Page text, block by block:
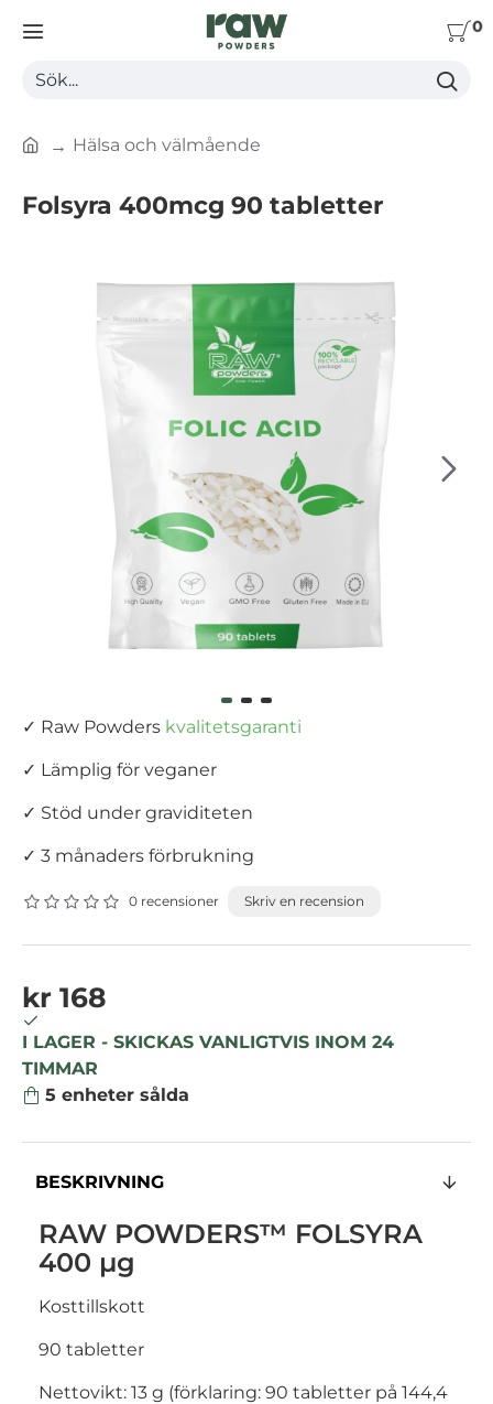
0
Sök...
m
Hälsa och välmående
Folsyra 400mcg 90 tabletter
✓ Raw Powders kvalitetsgaranti
✓ Lämplig för veganer
✓ Stöd under graviditeten
✓ 3 månaders förbrukning
0 recensioner Skriv en recension
kr 168
I LAGER - SKICKAS VANLIGTVIS INOM 24
TIMMAR
5 enheter sålda
BESKRIVNING
RAW POWDERS™ FOLSYRA
400 µg
Kosttillskott
90 tabletter
Nettovikt: 13 g (förklaring: 90 tabletter på 144,4